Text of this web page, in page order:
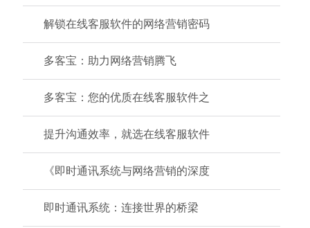
解锁在线客服软件的网络营销密码
多客宝：助力网络营销腾飞
多客宝：您的优质在线客服软件之
提升沟通效率，就选在线客服软件
《即时通讯系统与网络营销的深度
即时通讯系统：连接世界的桥梁